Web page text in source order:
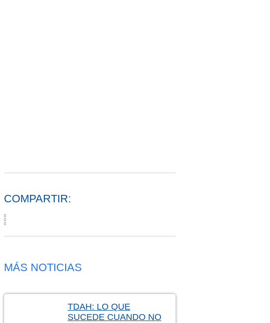
COMPARTIR:
MÁS NOTICIAS
TDAH: LO QUE
SUCEDE CUANDO NO